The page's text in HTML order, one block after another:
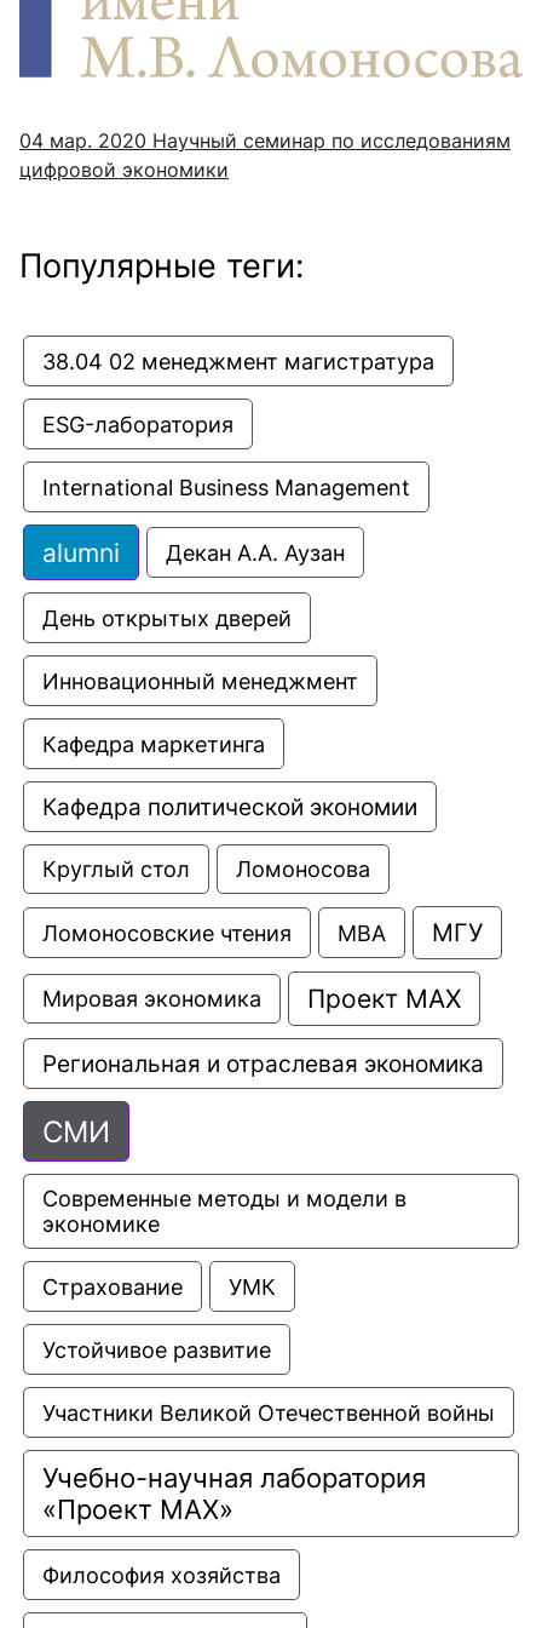
04 мар. 2020 Научный семинар по исследованиям
цифровой экономики
Популярные теги:
38.04 02 менеджмент магистратура
ESG-лаборатория
International Business Management
alumni Декан А.А. Аузан
День открытых дверей
Инновационный менеджмент
Кафедра маркетинга
Кафедра политической экономии
Круглый стол Ломоносова
Ломоносовские чтения МВА МГУ
Мировая экономика Проект МАХ
Региональная и отраслевая экономика
СМИ
Современные методы и модели в
экономике
Страхование УМК
Устойчивое развитие
Участники Великой Отечественной войны
Учебно-научная лаборатория
«Проект МАХ»
Философия хозяйства